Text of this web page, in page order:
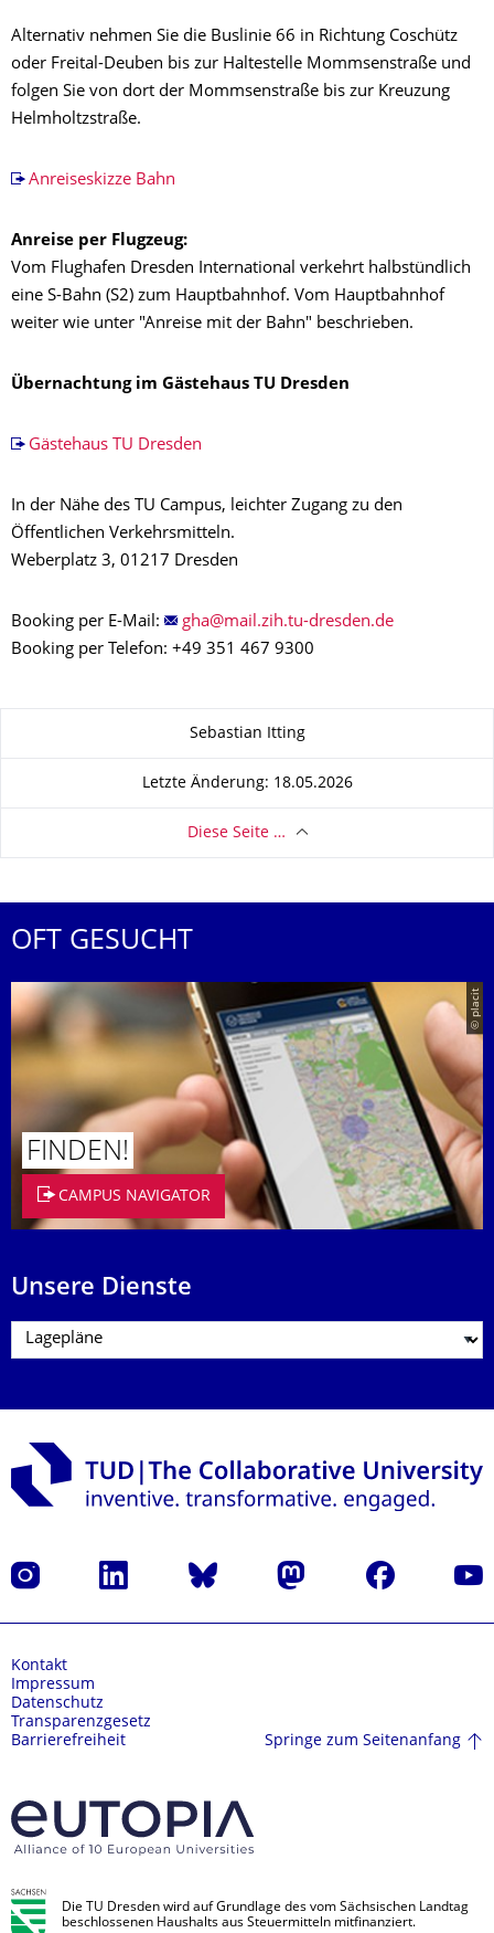
Alternativ nehmen Sie die Buslinie 66 in Richtung Coschütz
oder Freital-Deuben bis zur Haltestelle Mommsenstraße und
folgen Sie von dort der Mommsenstraße bis zur Kreuzung
Helmholtzstraße.
Anreiseskizze Bahn
Anreise per Flugzeug:
Vom Flughafen Dresden International verkehrt halbstündlich
eine S-Bahn (S2) zum Hauptbahnhof. Vom Hauptbahnhof
weiter wie unter "Anreise mit der Bahn" beschrieben.
Übernachtung im Gästehaus TU Dresden
Gästehaus TU Dresden
In der Nähe des TU Campus, leichter Zugang zu den
Öffentlichen Verkehrsmitteln.
Weberplatz 3, 01217 Dresden
Booking per E-Mail:
Booking per Telefon: +49 351 467 9300
Sebastian Itting
Letzte Änderung: 18.05.2026
Diese Seite …
OFT GESUCHT
© placit
FINDEN!
CAMPUS NAVIGATOR
Unsere Dienste
Instagram LinkedIn Bluesky Mastodon Facebook
Kontakt
Impressum
Datenschutz
Transparenzgesetz
Barrierefreiheit
Springe zum Seitenanfang
Die TU Dresden wird auf Grundlage des vom Sächsischen Landtag
beschlossenen Haushalts aus Steuermitteln mitfinanziert.